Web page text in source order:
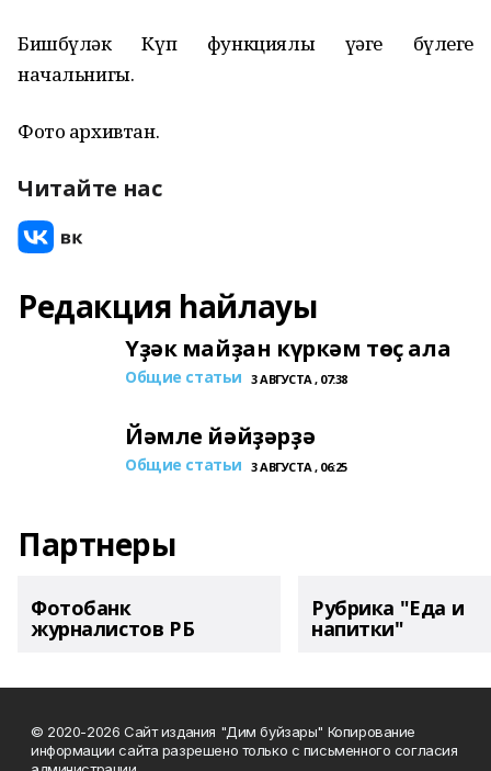
Бишбүләк Күп функциялы үҙәге бүлеге
начальнигы.
Фото архивтан.
Читайте нас
Редакция һайлауы
Үҙәк майҙан күркәм төҫ ала
Общие статьи 3 АВГУСТА , 07:38
Йәмле йәйҙәрҙә
Общие статьи 3 АВГУСТА , 06:25
Партнеры
Фотобанк
журналистов РБ
Рубрика "Еда и
напитки"
© 2020-2026 Сайт издания "Дим буйзары" Копирование
информации сайта разрешено только с письменного согласия